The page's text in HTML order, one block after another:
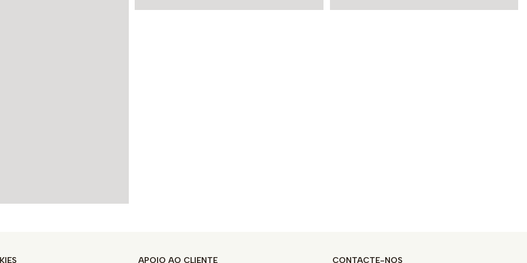
APOIO AO CLIENTE CONTACTE-NOS